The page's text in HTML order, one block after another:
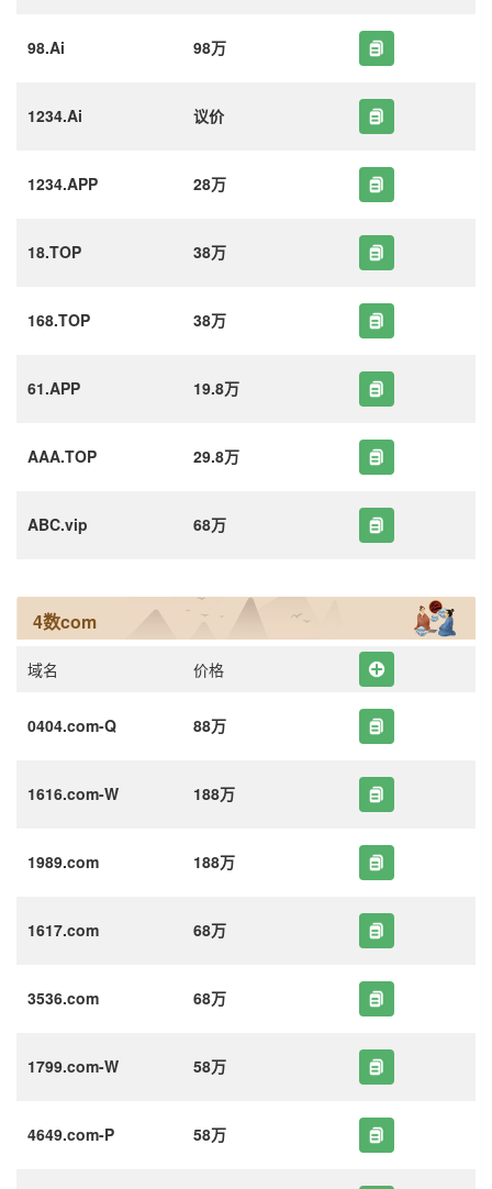
98.Ai 98万
1234.Ai 议价
1234.APP 28万
18.TOP 38万
168.TOP 38万
61.APP 19.8万
AAA.TOP 29.8万
ABC.vip 68万
4数com
域名 价格
0404.com-Q 88万
1616.com-W 188万
1989.com 188万
1617.com 68万
3536.com 68万
1799.com-W 58万
4649.com-P 58万